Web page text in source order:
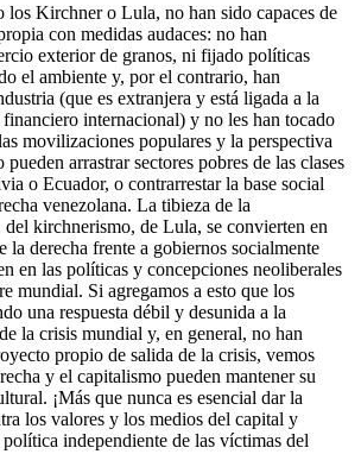
los Kirchner o Lula, no han sido capaces de
con medidas audaces: no han
exterior de granos, ni fijado políticas
el ambiente y, por el contrario, han
(que es extranjera y está ligada a la
internacional) y no les han tocado
movilizaciones populares y la perspectiva
arrastrar sectores pobres de las clases
o Ecuador, o contrarrestar la base social
venezolana. La tibieza de la
kirchnerismo, de Lula, se convierten en
la derecha frente a gobiernos socialmente
en las políticas y concepciones neoliberales
mundial. Si agregamos a esto que los
una respuesta débil y desunida a la
la crisis mundial y, en general, no han
propio de salida de la crisis, vemos
y el capitalismo pueden mantener su
¡Más que nunca es esencial dar la
los valores y los medios del capital y
independiente de las víctimas del